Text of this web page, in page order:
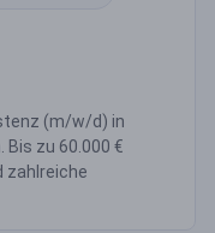
(m/w/d) in
Bis zu 60.000 €
zahlreiche